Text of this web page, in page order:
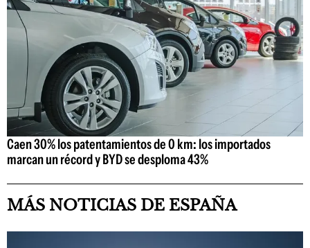
Caen 30% los patentamientos de 0 km: los importados
marcan un récord y BYD se desploma 43%
MÁS NOTICIAS DE ESPAÑA